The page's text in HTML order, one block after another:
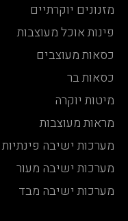
מזנונים יוקרתיים
פינות אוכל מעוצבות
כסאות מעוצבים
כסאות בר
מיטות יוקרה
מראות מעוצבות
מערכות ישיבה פינתיות
מערכות ישיבה מעור
מערכות ישיבה מבד